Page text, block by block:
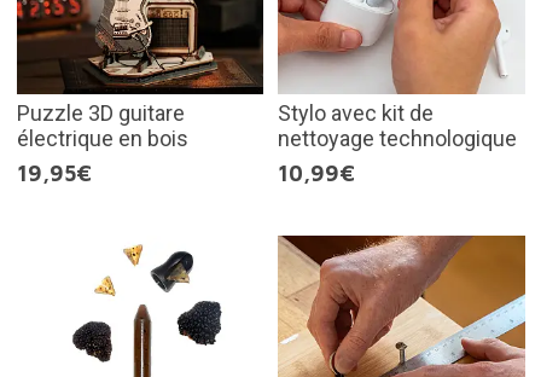
Puzzle 3D guitare
électrique en bois
19,95€
Stylo avec kit de
nettoyage technologique
10,99€